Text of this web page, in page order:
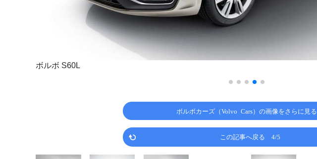
ボルボ S60L
ボルボカーズ（Volvo Cars）の画像をさらに見る
この記事へ戻る 4/5